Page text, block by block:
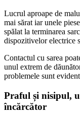
Lucrul aproape de
mai sărat iar unele
spălat la terminarea
dispozitivelor electrice
Contactul cu sarea
unul extrem de
problemele sunt
Praful și nisipul,
încărcător